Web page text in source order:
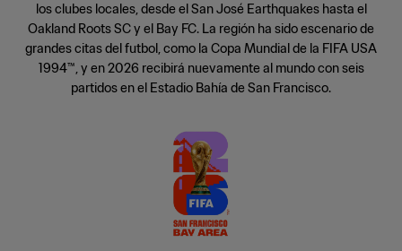
los clubes locales, desde el San José Earthquakes hasta el
Oakland Roots SC y el Bay FC. La región ha sido escenario de
grandes citas del futbol, como la Copa Mundial de la FIFA USA
1994™, y en 2026 recibirá nuevamente al mundo con seis
partidos en el Estadio Bahía de San Francisco.